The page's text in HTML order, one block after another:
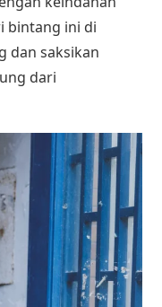
bintang ini di
dan saksikan
dari